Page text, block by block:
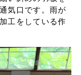
気口です。雨が
工をしている作